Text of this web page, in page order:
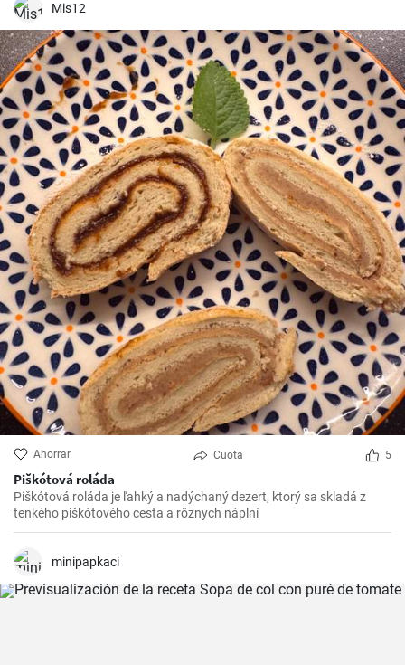
Mis12
Ahorrar Cuota 5
Piškótová roláda
Piškótová roláda je ľahký a nadýchaný dezert, ktorý sa skladá z
tenkého piškótového cesta a rôznych náplní
minipapkaci